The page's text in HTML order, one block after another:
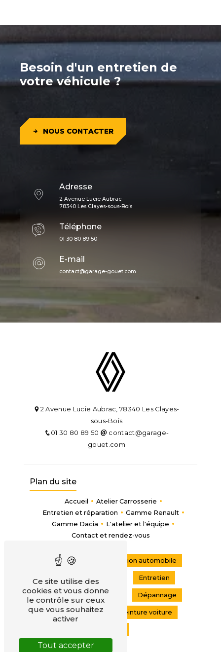
Besoin d'un entretien de
votre véhicule ?
NOUS CONTACTER
Adresse
2 Avenue Lucie Aubrac
78340 Les Clayes-sous-Bois
Téléphone
01 30 80 89 50
E-mail
contact@garage-gouet.com
2 Avenue Lucie Aubrac, 78340 Les Clayes-
sous-Bois
01 30 80 89 50
contact@garage-
gouet.com
Plan du site
Accueil
Atelier Carrosserie
Entretien et réparation
Gamme Renault
Gamme Dacia
L'atelier et l'équipe
Contact et rendez-vous
Carrosserie Réparation automobile
Véhicules d'occasion Entretien
Garage Garagiste Dépannage
Garage Renault Peinture voiture
Ce site utilise des
cookies et vous donne
le contrôle sur ceux
que vous souhaitez
activer
Tout accepter